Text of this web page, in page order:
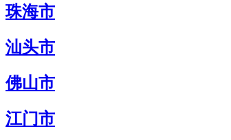
珠海市
汕头市
佛山市
江门市